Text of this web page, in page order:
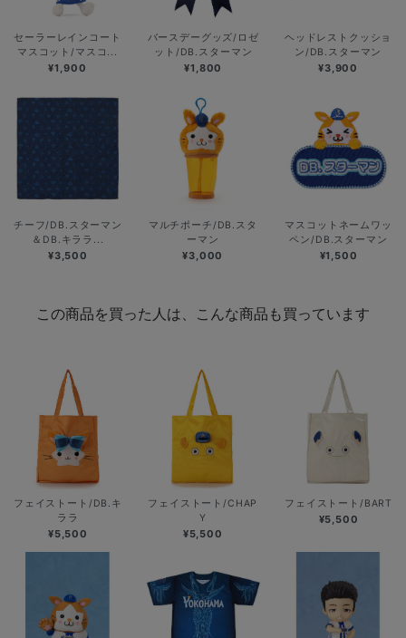
セーラーレインコート
マスコット/マスコ...
¥1,900
バースデーグッズ/ロゼ
ット/DB.スターマン
¥1,800
ヘッドレストクッショ
ン/DB.スターマン
¥3,900
チーフ/DB.スターマン
＆DB.キララ...
¥3,500
マルチポーチ/DB.スタ
ーマン
¥3,000
マスコットネームワッ
ペン/DB.スターマン
¥1,500
この商品を買った人は、こんな商品も買っています
フェイストート/DB.キ
ララ
¥5,500
フェイストート/CHAP
Y
¥5,500
フェイストート/BART
¥5,500